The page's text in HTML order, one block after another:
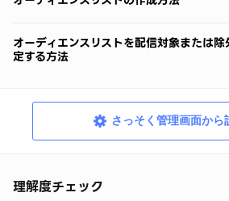
オーディエンスリストを配信対象または
定する方法
さっそく管理画面から
理解度チェック